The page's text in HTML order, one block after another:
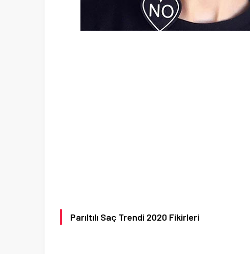
Parıltılı Saç Trendi 2020 Fikirleri